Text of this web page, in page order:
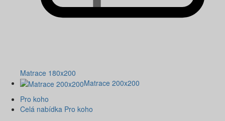
Matrace 180x200
Matrace 200x200
Pro koho
Celá nabídka Pro koho